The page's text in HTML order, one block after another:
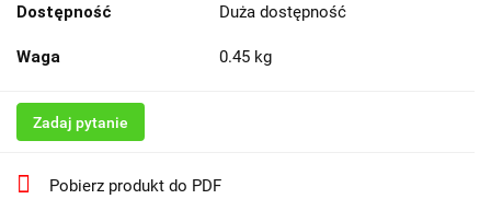
Dostępność Duża dostępność
Waga 0.45 kg
Zadaj pytanie
Pobierz produkt do PDF